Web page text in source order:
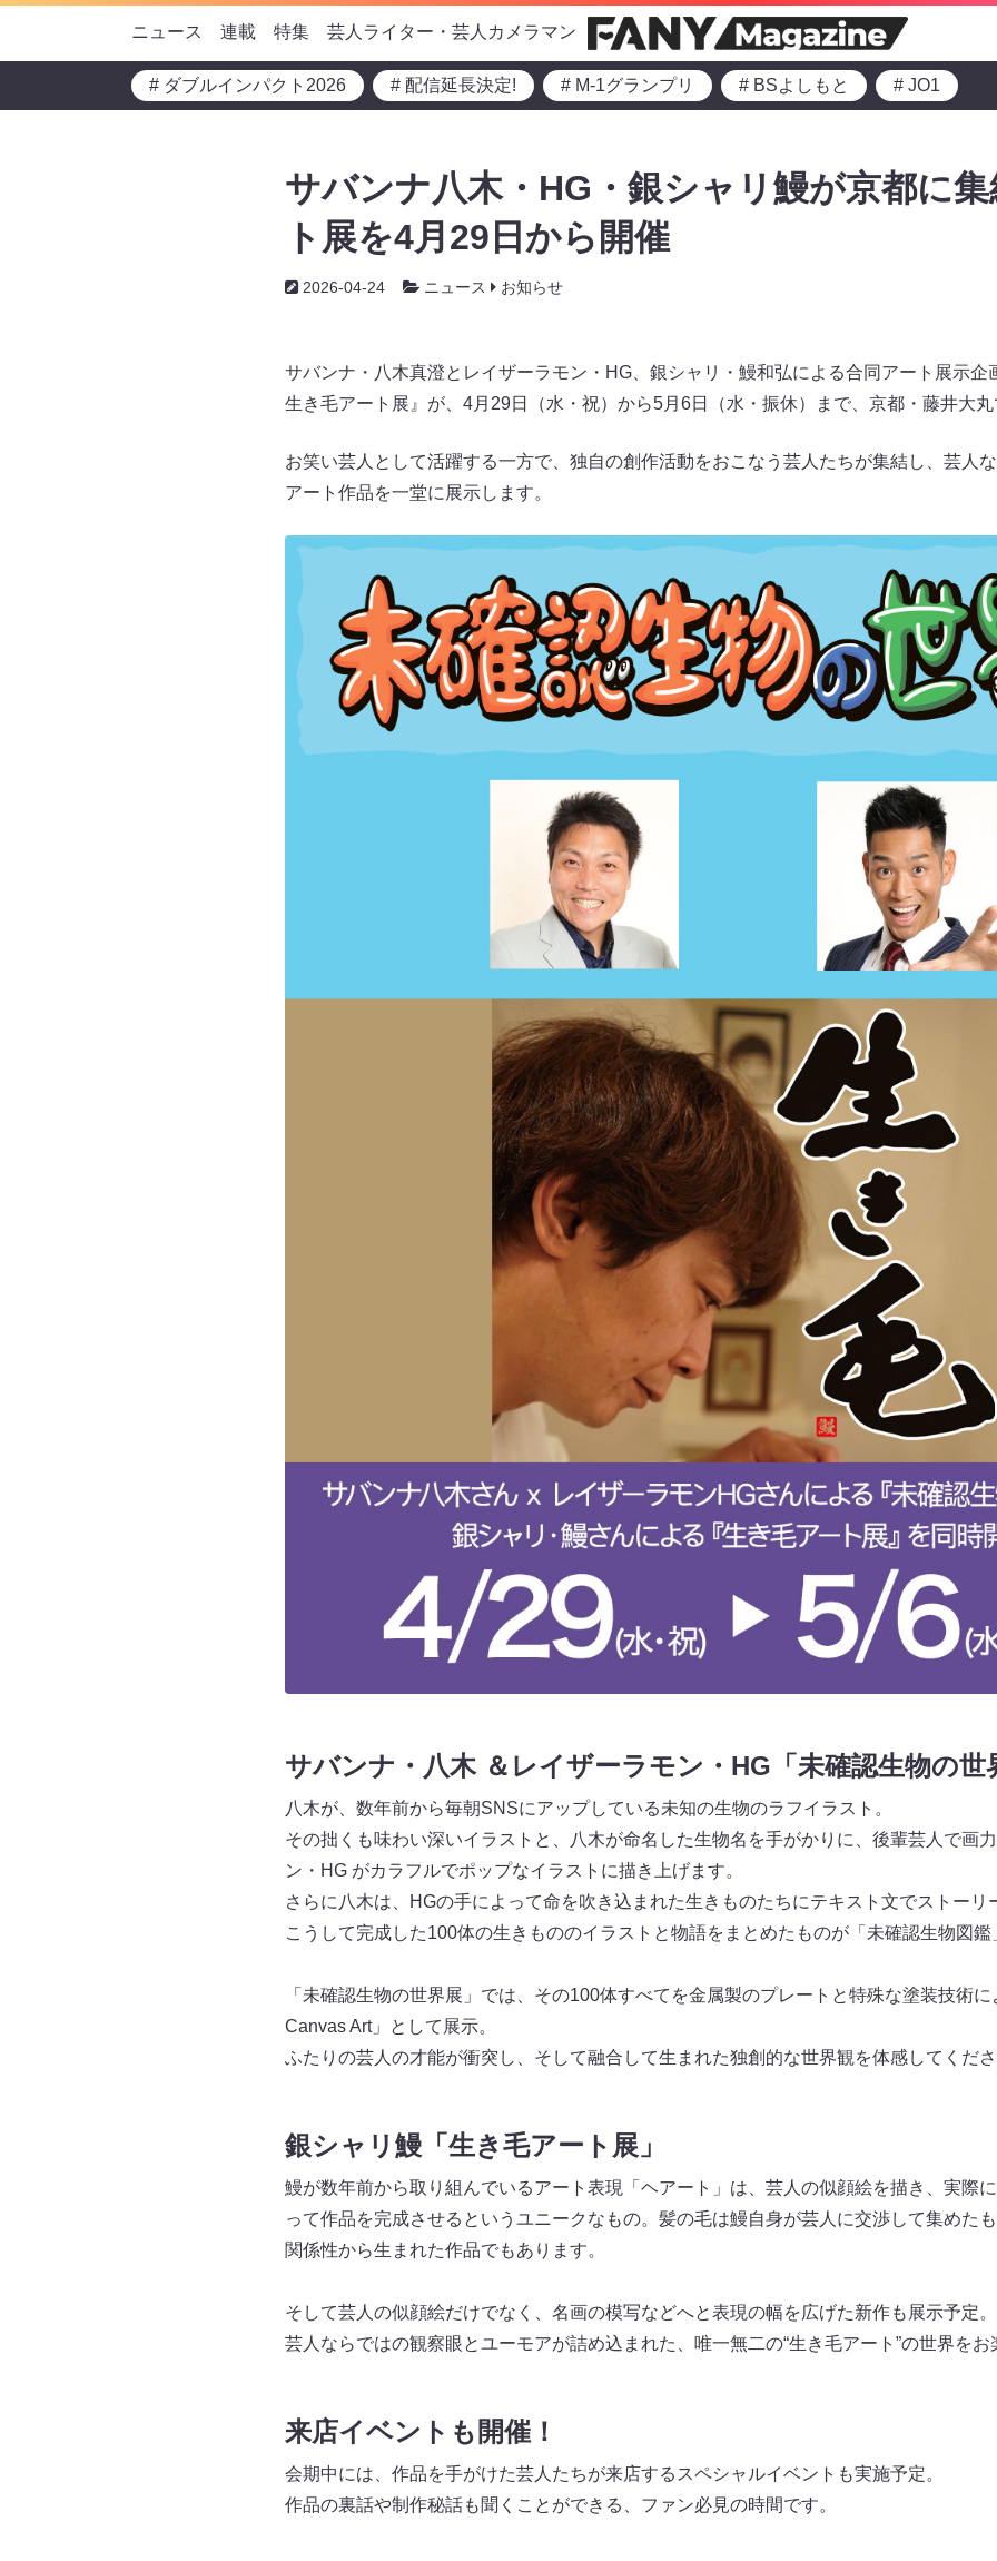
ニュース 連載 特集 芸人ライター・芸人カメラマン
# ダブルインパクト2026 # 配信延長決定! # M-1グランプリ # BSよしもと # JO1
サバンナ八木・HG・銀シャリ鰻が京都に
ト展を4月29日から開催
2026-04-24 ニュース お知らせ
サバンナ・八木真澄とレイザーラモン・HG、銀シャリ・鰻和弘による合同アート展示企
生き毛アート展』が、4月29日（水・祝）から5月6日（水・振休）まで、京都・藤井大
お笑い芸人として活躍する一方で、独自の創作活動をおこなう芸人たちが集結し、芸人
アート作品を一堂に展示します。
サバンナ・八木 ＆レイザーラモン・HG「未確認生物の世
八木が、数年前から毎朝SNSにアップしている未知の生物のラフイラスト。
その拙くも味わい深いイラストと、八木が命名した生物名を手がかりに、後輩芸人で画
ン・HG がカラフルでポップなイラストに描き上げます。
さらに八木は、HGの手によって命を吹き込まれた生きものたちにテキスト文でストーリ
こうして完成した100体の生きもののイラストと物語をまとめたものが「未確認生物図鑑
「未確認生物の世界展」では、その100体すべてを金属製のプレートと特殊な塗装技術
Canvas Art」として展示。
ふたりの芸人の才能が衝突し、そして融合して生まれた独創的な世界観を体感してくだ
銀シャリ鰻「生き毛アート展」
鰻が数年前から取り組んでいるアート表現「ヘアート」は、芸人の似顔絵を描き、実際
って作品を完成させるというユニークなもの。髪の毛は鰻自身が芸人に交渉して集めた
関係性から生まれた作品でもあります。
そして芸人の似顔絵だけでなく、名画の模写などへと表現の幅を広げた新作も展示予定。
芸人ならではの観察眼とユーモアが詰め込まれた、唯一無二の“生き毛アート”の世界を
来店イベントも開催！
会期中には、作品を手がけた芸人たちが来店するスペシャルイベントも実施予定。
作品の裏話や制作秘話も聞くことができる、ファン必見の時間です。